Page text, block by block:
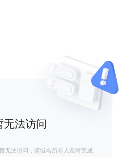
无法访问
无法访问，请域名所有人及时完成